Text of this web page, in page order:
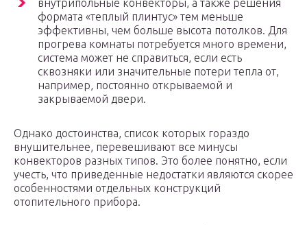
внутрипольные конвекторы, а также решения
формата «теплый плинтус» тем меньше
эффективны, чем больше высота потолков. Для
прогрева комнаты потребуется много времени,
система может не справиться, если есть
сквозняки или значительные потери тепла от,
например, постоянно открываемой и
закрываемой двери.
Однако достоинства, список которых гораздо
внушительнее, перевешивают все минусы
конвекторов разных типов. Это более понятно, если
учесть, что приведенные недостатки являются скорее
особенностями отдельных конструкций
отопительного прибора.